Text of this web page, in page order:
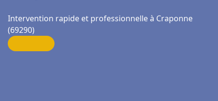
Intervention rapide et professionnelle à Craponne
(69290)